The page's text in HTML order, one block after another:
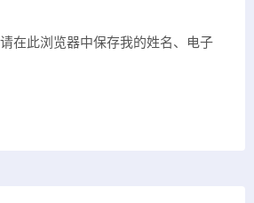
在此浏览器中保存我的姓名、电子